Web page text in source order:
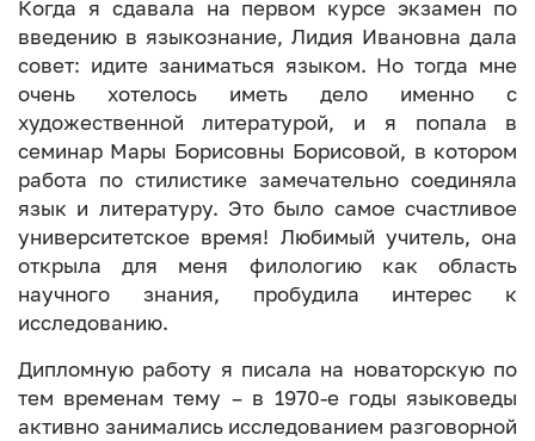
Когда я сдавала на первом курсе экзамен по
введению в языкознание, Лидия Ивановна дала
совет: идите заниматься языком. Но тогда мне
очень хотелось иметь дело именно с
художественной литературой, и я попала в
семинар Мары Борисовны Борисовой, в котором
работа по стилистике замечательно соединяла
язык и литературу. Это было самое счастливое
университетское время! Любимый учитель, она
открыла для меня филологию как область
научного знания, пробудила интерес к
исследованию.
Дипломную работу я писала на новаторскую по
тем временам тему – в 1970-е годы языковеды
активно занимались исследованием разговорной